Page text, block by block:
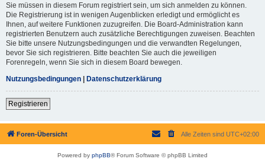
Sie müssen in diesem Forum registriert sein, um sich anmelden zu können.
Die Registrierung ist in wenigen Augenblicken erledigt und ermöglicht es
Ihnen, auf weitere Funktionen zuzugreifen. Die Board-Administration kann
registrierten Benutzern auch zusätzliche Berechtigungen zuweisen. Beachten
Sie bitte unsere Nutzungsbedingungen und die verwandten Regelungen,
bevor Sie sich registrieren. Bitte beachten Sie auch die jeweiligen
Forenregeln, wenn Sie sich in diesem Board bewegen.
Nutzungsbedingungen | Datenschutzerklärung
Registrieren
Foren-Übersicht Alle Zeiten sind UTC+02:00
Powered by phpBB® Forum Software © phpBB Limited